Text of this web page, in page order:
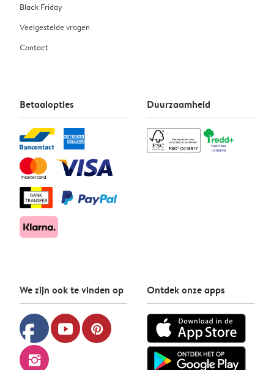
Black Friday
Veelgestelde vragen
Contact
Betaalopties Duurzaamheid
We zijn ook te vinden op
facebook youtube pinterest
instagram
Ontdek onze apps